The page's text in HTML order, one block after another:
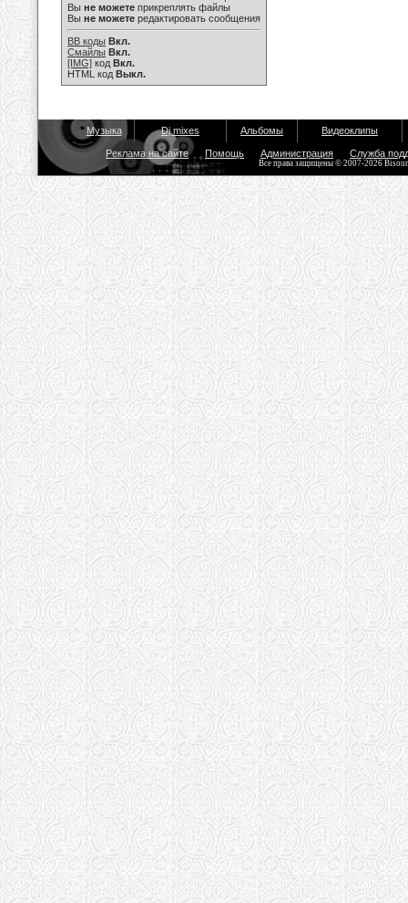
Вы не можете прикреплять файлы
Вы не можете редактировать сообщения
BB коды Вкл.
Смайлы Вкл.
[IMG] код Вкл.
HTML код Выкл.
Музыка Dj mixes Альбомы Видеоклипы
Реклама на сайте Помощь Администрация Служба
Все права защищены © 2007-2026